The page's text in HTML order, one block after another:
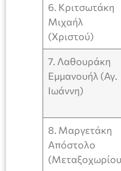
6. Κριτσωτάκη
Μιχαήλ
(Χριστού)
7. Λαθουράκη
Εμμανουήλ (Αγ.
Ιωάννη)
8. Μαργετάκη
Απόστολο